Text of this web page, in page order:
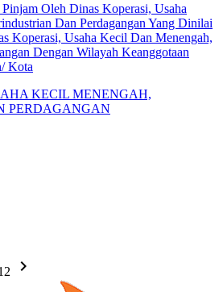
Pinjam Oleh Dinas Koperasi, Usaha
Dan Perdagangan Yang Dinilai
Koperasi, Usaha Kecil Dan Menengah,
Dengan Wilayah Keanggotaan
Kota
KECIL MENENGAH,
PERDAGANGAN
chevron_right